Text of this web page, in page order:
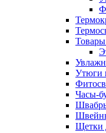
Утюги
Часы-
Щетки